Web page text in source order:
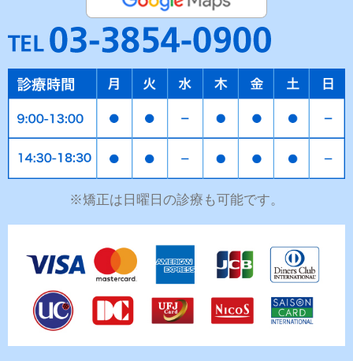
※矯正は日曜日の診療も可能です。